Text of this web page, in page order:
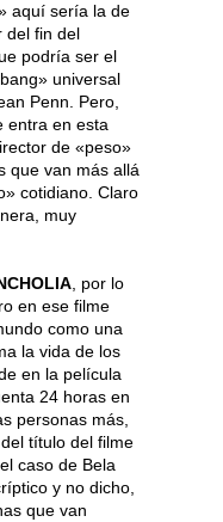
aquí sería la de
del fin del
podría ser el
universal
Penn. Pero,
entra en esta
de «peso»
que van más allá
cotidiano. Claro
muy
, por lo
en ese filme
como una
la vida de los
en la película
24 horas en
personas más,
título del filme
caso de Bela
y no dicho,
que van